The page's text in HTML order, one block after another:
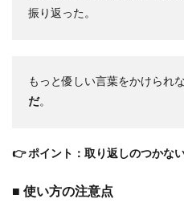
振り返った。
もっと優しい言葉をかけられ
だ。
👉 ポイント：取り返しのつかな
■ 使い方の注意点